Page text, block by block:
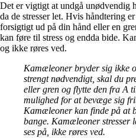
Det er vigtigt at undgå unødvendig
da de stresser let. Hvis håndtering
forsigtigt ud på din hånd eller en
kan føre til stress og endda bide.
og ikke røres ved.
Kamæleoner bryder sig ikke
strengt nødvendigt, skal du
eller gren og flytte den fra A
mulighed for at bevæge sig
Kamæleoner kan finde på at
bange. Kamæleoner stresser
ses på, ikke røres ved.